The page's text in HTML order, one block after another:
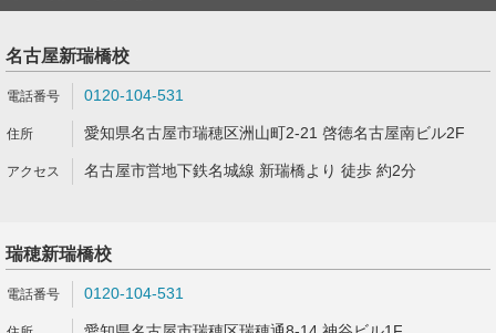
名古屋新瑞橋校
0120-104-531
愛知県名古屋市瑞穂区洲山町2-21 啓徳名古屋南ビル2F
名古屋市営地下鉄名城線 新瑞橋より 徒歩 約2分
瑞穂新瑞橋校
0120-104-531